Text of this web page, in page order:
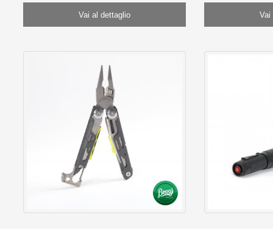
Vai al dettaglio Vai